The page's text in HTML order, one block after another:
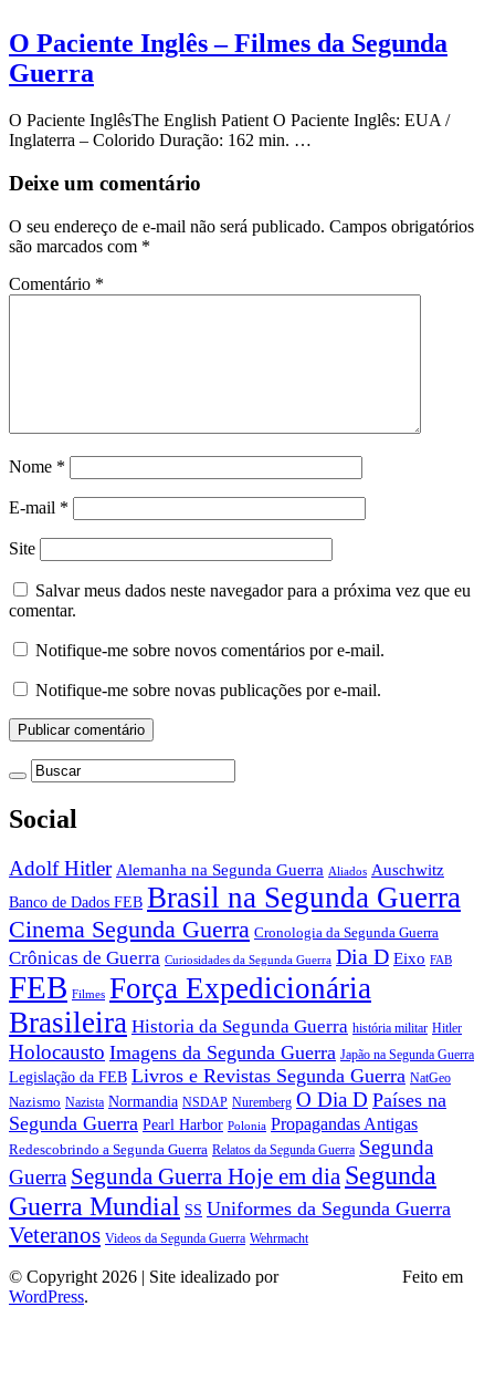
O Paciente Inglês – Filmes da Segunda
Guerra
O Paciente InglêsThe English Patient O Paciente Inglês: EUA /
Inglaterra – Colorido Duração: 162 min. …
Deixe um comentário
O seu endereço de e-mail não será publicado. Campos obrigatórios
são marcados com *
Comentário *
Nome *
E-mail *
Site
Salvar meus dados neste navegador para a próxima vez que eu
comentar.
Notifique-me sobre novos comentários por e-mail.
Notifique-me sobre novas publicações por e-mail.
Social
Adolf Hitler Alemanha na Segunda Guerra Aliados Auschwitz
Banco de Dados FEB Brasil na Segunda Guerra
Cinema Segunda Guerra Cronologia da Segunda Guerra
Crônicas de Guerra Curiosidades da Segunda Guerra Dia D Eixo FAB
FEB Filmes Força Expedicionária
Brasileira Historia da Segunda Guerra história militar Hitler
Holocausto Imagens da Segunda Guerra Japão na Segunda Guerra
Legislação da FEB Livros e Revistas Segunda Guerra NatGeo
Nazismo Nazista Normandia NSDAP Nuremberg O Dia D Países na
Segunda Guerra Pearl Harbor Polonia Propagandas Antigas
Redescobrindo a Segunda Guerra Relatos da Segunda Guerra Segunda
Guerra Segunda Guerra Hoje em dia Segunda
Guerra Mundial SS Uniformes da Segunda Guerra
Veteranos Videos da Segunda Guerra Wehrmacht
© Copyright 2026 | Site idealizado por
Feito em
WordPress.